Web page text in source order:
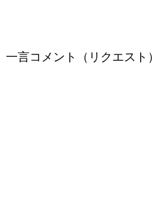
一言コメント（リクエスト）